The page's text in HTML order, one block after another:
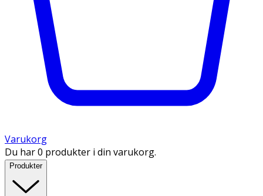
Varukorg
Du har 0 produkter i din varukorg.
Produkter